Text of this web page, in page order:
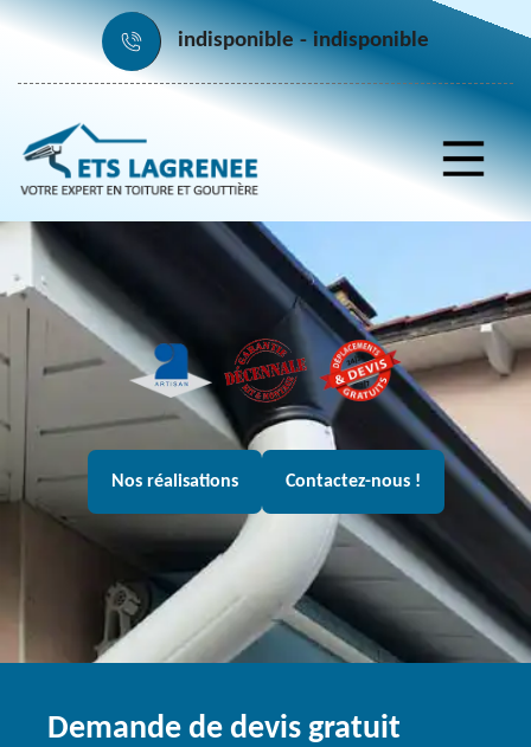
indisponible indisponible
Nos réalisations Contactez-nous !
Demande de devis gratuit